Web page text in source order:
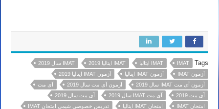
Tags
IMAT IMAT ایتالیا IMAT ایتالیا 2019
IMAT سال 2019
آزمون IMAT
آزمون IMAT ایتالیا
آزمون IMAT ایتالیا 2019
آزمون آی مت IMAT سال 2019
آزمون آی مت سال 2019
آی مت
آی مت 2019
آی مت IMAT سال 2019
آی مت سال 2019
امتحان IMAT
امتحان IMAT ایتالیا تدریس خصوصی شیمی امتحان IMAT